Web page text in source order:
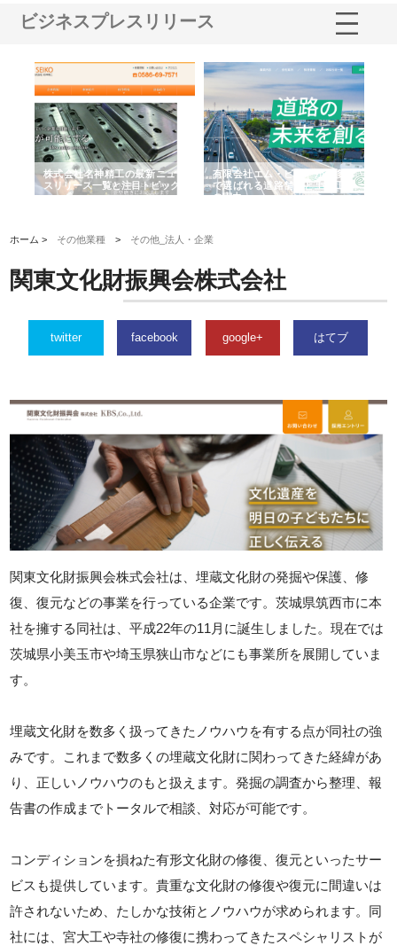
ビジネスプレスリリース
株式会社名神精工の最新ニュー
スリリース一覧と注目トピック
有限会社エム・ビルドが南多摩
で選ばれる道路舗装と土木工事
の実力
ホーム > その他業種 > その他_法人・企業
関東文化財振興会株式会社
twitter facebook google+ はてブ
関東文化財振興会株式会社は、埋蔵文化財の発掘や保護、修
復、復元などの事業を行っている企業です。茨城県筑西市に本
社を擁する同社は、平成22年の11月に誕生しました。現在では
茨城県小美玉市や埼玉県狭山市などにも事業所を展開していま
す。
埋蔵文化財を数多く扱ってきたノウハウを有する点が同社の強
みです。これまで数多くの埋蔵文化財に関わってきた経緯があ
り、正しいノウハウのもと扱えます。発掘の調査から整理、報
告書の作成までトータルで相談、対応が可能です。
コンディションを損ねた有形文化財の修復、復元といったサー
ビスも提供しています。貴重な文化財の修復や復元に間違いは
許されないため、たしかな技術とノウハウが求められます。同
社には、宮大工や寺社の修復に携わってきたスペシャリストが